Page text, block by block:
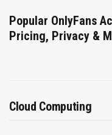
Popular OnlyFans
Pricing, Privacy &
Cloud Computing